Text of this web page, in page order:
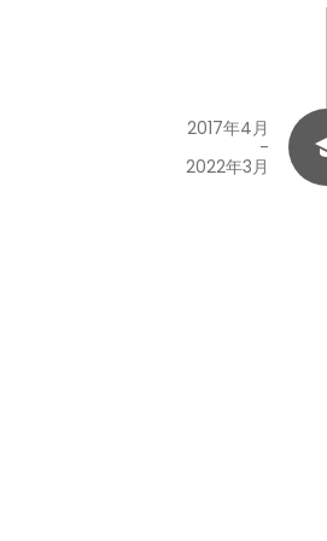
2017年4月
-
2022年3月